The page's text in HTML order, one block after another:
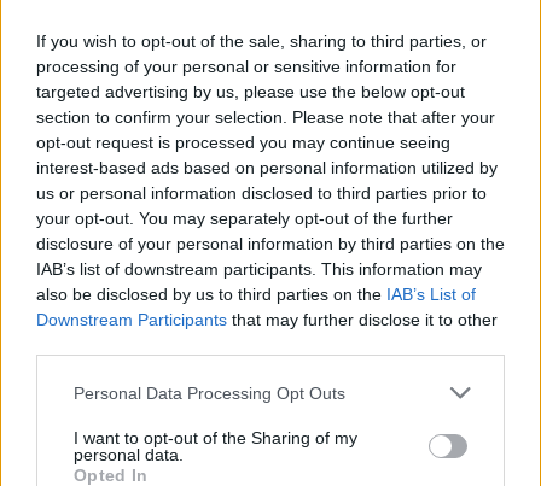
If you wish to opt-out of the sale, sharing to third parties, or
processing of your personal or sensitive information for
targeted advertising by us, please use the below opt-out
section to confirm your selection. Please note that after your
opt-out request is processed you may continue seeing
interest-based ads based on personal information utilized by
us or personal information disclosed to third parties prior to
your opt-out. You may separately opt-out of the further
disclosure of your personal information by third parties on the
IAB’s list of downstream participants. This information may
also be disclosed by us to third parties on the IAB’s List of
Downstream Participants that may further disclose it to other
Personal Data Processing Opt Outs
I want to opt-out of the Sharing of my
personal data.
Opted In
Regione:Valle d'Aosta